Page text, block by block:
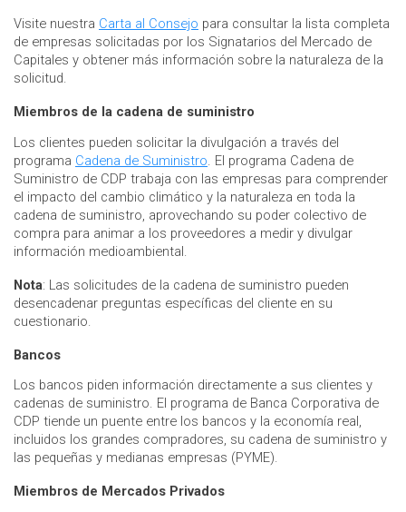
Visite nuestra Carta al Consejo para consultar la lista completa
de empresas solicitadas por los Signatarios del Mercado de
Capitales y obtener más información sobre la naturaleza de la
solicitud.
Miembros de la cadena de suministro
Los clientes pueden solicitar la divulgación a través del
programa Cadena de Suministro. El programa Cadena de
Suministro de CDP trabaja con las empresas para comprender
el impacto del cambio climático y la naturaleza en toda la
cadena de suministro, aprovechando su poder colectivo de
compra para animar a los proveedores a medir y divulgar
información medioambiental.
Nota: Las solicitudes de la cadena de suministro pueden
desencadenar preguntas específicas del cliente en su
cuestionario.
Bancos
Los bancos piden información directamente a sus clientes y
cadenas de suministro. El programa de Banca Corporativa de
CDP tiende un puente entre los bancos y la economía real,
incluidos los grandes compradores, su cadena de suministro y
las pequeñas y medianas empresas (PYME).
Miembros de Mercados Privados